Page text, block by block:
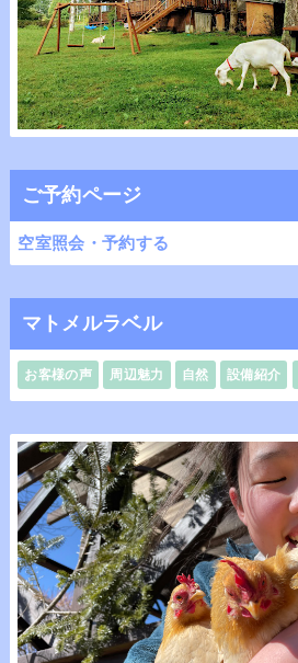
ご予約ページ
空室照会・予約する
マトメルラベル
お客様の声 周辺魅力 自然 設備紹介